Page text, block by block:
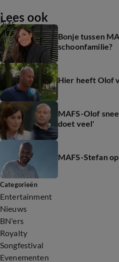
2:45
Lees ook
Bonje tussen
schoonfamilie?
Hier heeft Olof
MAFS-Olof
doet veel'
MAFS-Stefan
Categorieën
Entertainment
Nieuws
BN'ers
Royalty
Songfestival
Evenementen